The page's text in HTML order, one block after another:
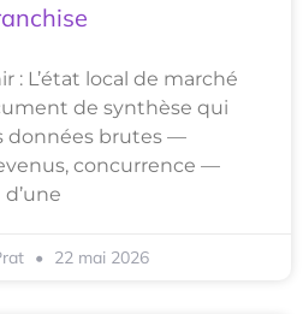
: L’état local de marché
de synthèse qui
données brutes —
concurrence —
d’une
22 mai 2026